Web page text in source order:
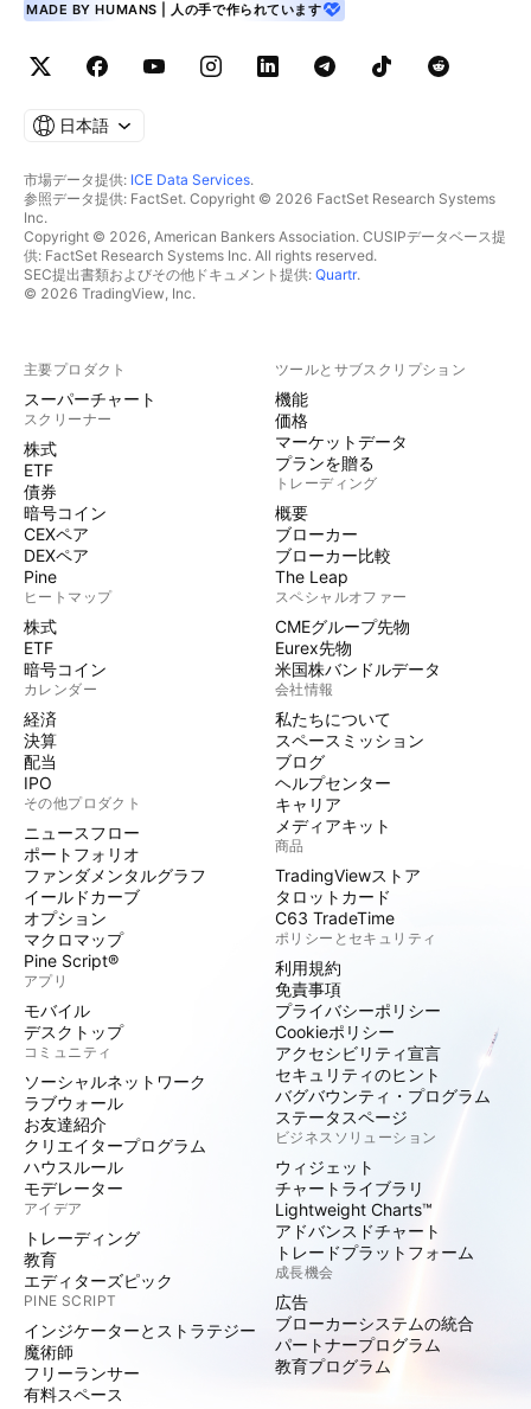
MADE BY HUMANS | 人の手で作られています
日本語
市場データ提供: ICE Data Services.
参照データ提供: FactSet. Copyright © 2026 FactSet Research Systems
Inc.
Copyright © 2026, American Bankers Association. CUSIPデータベース提
供: FactSet Research Systems Inc. All rights reserved.
SEC提出書類およびその他ドキュメント提供: Quartr.
© 2026 TradingView, Inc.
主要プロダクト
スーパーチャート
スクリーナー
株式
ETF
債券
暗号コイン
CEXペア
DEXペア
Pine
ヒートマップ
株式
ETF
暗号コイン
カレンダー
経済
決算
配当
IPO
その他プロダクト
ニュースフロー
ポートフォリオ
ファンダメンタルグラフ
イールドカーブ
オプション
マクロマップ
Pine Script®
アプリ
モバイル
デスクトップ
コミュニティ
ソーシャルネットワーク
ラブウォール
お友達紹介
クリエイタープログラム
ハウスルール
モデレーター
アイデア
トレーディング
教育
エディターズピック
PINE SCRIPT
インジケーターとストラテジー
魔術師
フリーランサー
有料スペース
ツールとサブスクリプション
機能
価格
マーケットデータ
プランを贈る
トレーディング
概要
ブローカー
ブローカー比較
The Leap
スペシャルオファー
CMEグループ先物
Eurex先物
米国株バンドルデータ
会社情報
私たちについて
スペースミッション
ブログ
ヘルプセンター
キャリア
メディアキット
商品
TradingViewストア
タロットカード
C63 TradeTime
ポリシーとセキュリティ
利用規約
免責事項
プライバシーポリシー
Cookieポリシー
アクセシビリティ宣言
セキュリティのヒント
バグバウンティ・プログラム
ステータスページ
ビジネスソリューション
ウィジェット
チャートライブラリ
Lightweight Charts™
アドバンスドチャート
トレードプラットフォーム
成長機会
広告
ブローカーシステムの統合
パートナープログラム
教育プログラム